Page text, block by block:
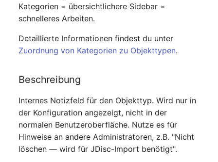
Kategorien = übersichtlichere Sidebar =
schnelleres Arbeiten.
Detaillierte Informationen findest du unter
Zuordnung von Kategorien zu Objekttypen.
Beschreibung
Internes Notizfeld für den Objekttyp. Wird nur in
der Konfiguration angezeigt, nicht in der
normalen Benutzeroberfläche. Nutze es für
Hinweise an andere Administratoren, z.B. "Nicht
löschen — wird für JDisc-Import benötigt".